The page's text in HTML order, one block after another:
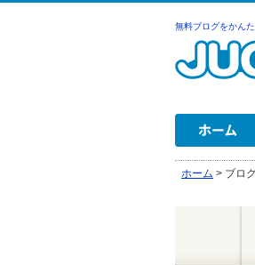
無料ブログをかん
ホーム > ブロ